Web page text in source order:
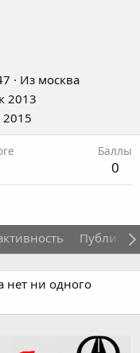
· Из москва
2013
Баллы
0
нет ни одного